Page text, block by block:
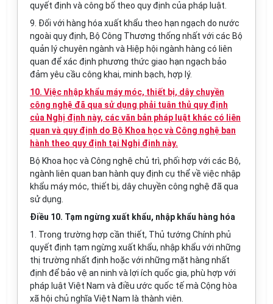
quyết định và công bố theo quy định của pháp luật.
9. Đối với hàng hóa xuất khẩu theo hạn ngạch do nước
ngoài quy định, Bộ Công Thương thống nhất với các Bộ
quản lý chuyên ngành và Hiệp hội ngành hàng có liên
quan để xác định phương thức giao hạn ngạch bảo
đảm yêu cầu công khai, minh bạch, hợp lý.
10. Việc nhập khẩu máy móc, thiết bị, dây chuyền
công nghệ đã qua sử dụng phải tuân thủ quy định
của Nghị định này, các văn bản pháp luật khác có liên
quan và quy định do Bộ Khoa học và Công nghệ ban
hành theo quy định tại Nghị định này.
Bộ Khoa học và Công nghệ chủ trì, phối hợp với các Bộ,
ngành liên quan ban hành quy định cụ thể về việc nhập
khẩu máy móc, thiết bị, dây chuyền công nghệ đã qua
sử dụng.
Điều 10. Tạm ngừng xuất khẩu, nhập khẩu hàng hóa
1. Trong trường hợp cần thiết, Thủ tướng Chính phủ
quyết định tạm ngừng xuất khẩu, nhập khẩu với những
thị trường nhất định hoặc với những mặt hàng nhất
định để bảo vệ an ninh và lợi ích quốc gia, phù hợp với
pháp luật Việt Nam và điều ước quốc tế mà Cộng hòa
xã hội chủ nghĩa Việt Nam là thành viên.